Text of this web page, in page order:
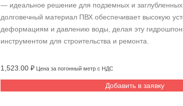
— идеальное решение для подземных и
долговечный материал ПВХ обеспечивает высокую
деформациям и давлению воды, делая эту
инструментом для строительства и ремонта.
1,523.00 ₽ Цена за погонный метр с НДС
Добавить в заявку